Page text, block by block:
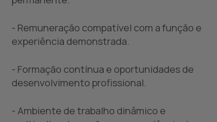
- Remuneração compatível com a função e
experiência demonstrada.
- Formação contínua e oportunidades de
desenvolvimento profissional.
- Ambiente de trabalho dinâmico e